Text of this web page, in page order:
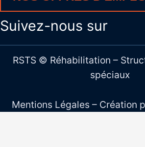
Suivez-nous sur
RSTS © Réhabilitation –
spéciaux
Mentions Légales – Création